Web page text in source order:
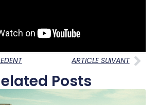
ARTICLE SUIVANT
Posts